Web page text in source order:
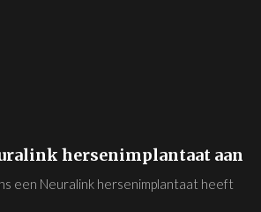
hersenimplantaat aan
een Neuralink hersenimplantaat heeft